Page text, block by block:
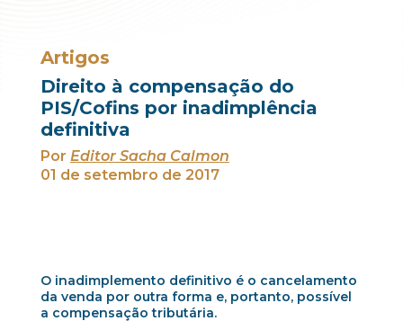
Artigos
Direito à compensação do
PIS/Cofins por inadimplência
definitiva
Por Editor Sacha Calmon
01 de setembro de 2017
O inadimplemento definitivo é o cancelamento
da venda por outra forma e, portanto, possível
a compensação tributária.